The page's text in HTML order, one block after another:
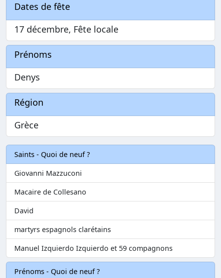
Dates de fête
17 décembre, Fête locale
Prénoms
Denys
Région
Grèce
Saints - Quoi de neuf ?
Giovanni Mazzuconi
Macaire de Collesano
David
martyrs espagnols clarétains
Manuel Izquierdo Izquierdo et 59 compagnons
Prénoms - Quoi de neuf ?